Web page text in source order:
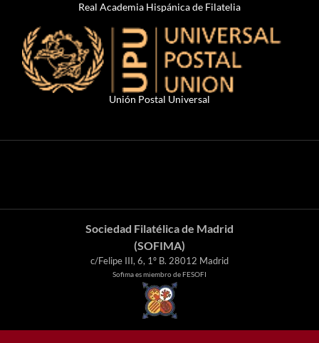
Real Academia Hispánica de Filatelia
Unión Postal Universal
Sociedad Filatélica de Madrid
(SOFIMA)
c/Felipe III, 6, 1º B. 28012 Madrid
Sofima es miembro de FESOFI